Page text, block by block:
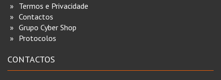
Termos e Privacidade
Contactos
Grupo Cyber Shop
Protocolos
CONTACTOS